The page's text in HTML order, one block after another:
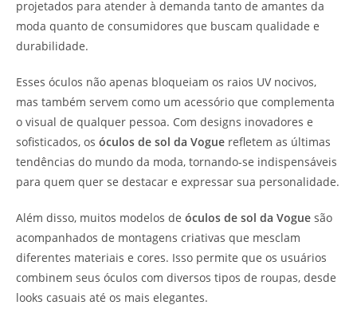
projetados para atender à demanda tanto de amantes da
moda quanto de consumidores que buscam qualidade e
durabilidade.
Esses óculos não apenas bloqueiam os raios UV nocivos,
mas também servem como um acessório que complementa
o visual de qualquer pessoa. Com designs inovadores e
sofisticados, os óculos de sol da Vogue refletem as últimas
tendências do mundo da moda, tornando-se indispensáveis
para quem quer se destacar e expressar sua personalidade.
Além disso, muitos modelos de óculos de sol da Vogue são
acompanhados de montagens criativas que mesclam
diferentes materiais e cores. Isso permite que os usuários
combinem seus óculos com diversos tipos de roupas, desde
looks casuais até os mais elegantes.